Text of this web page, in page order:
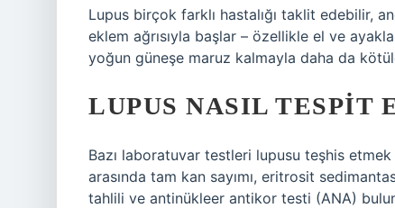
Lupus birçok farklı hastalığı taklit edebilir,
eklem ağrısıyla başlar – özellikle el ve
yoğun güneşe maruz kalmayla daha da
LUPUS NASIL TESPIT
Bazı laboratuvar testleri lupusu teşhis
arasında tam kan sayımı, eritrosit
tahlili ve antinükleer antikor testi (ANA)